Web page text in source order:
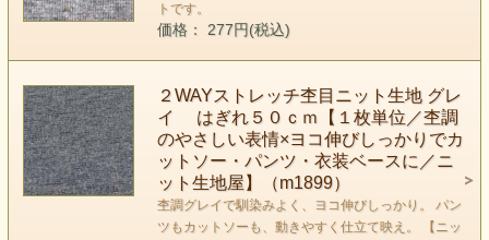
トです。
価格： 277円(税込)
２WAYストレッチ杢目ニット生地 グレ
イ はぎれ５０ｃｍ【１枚単位／杢調
のやさしい表情×ヨコ伸びしっかりでカ
ットソー・パンツ・衣装ベースに／ニ
ット生地屋】（m1899）
杢調グレイで馴染みよく、ヨコ伸びしっかり。 パン
ツもカットソーも、動きやすく仕立て映え。 【ニッ